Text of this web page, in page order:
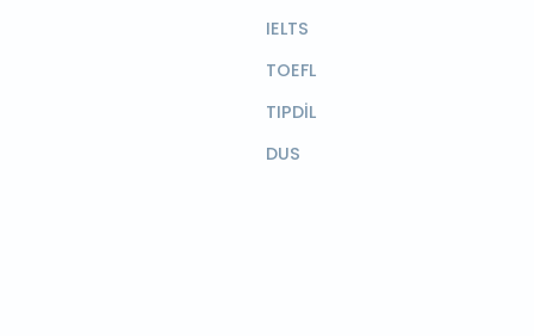
IELTS
TOEFL
TIPDİL
DUS